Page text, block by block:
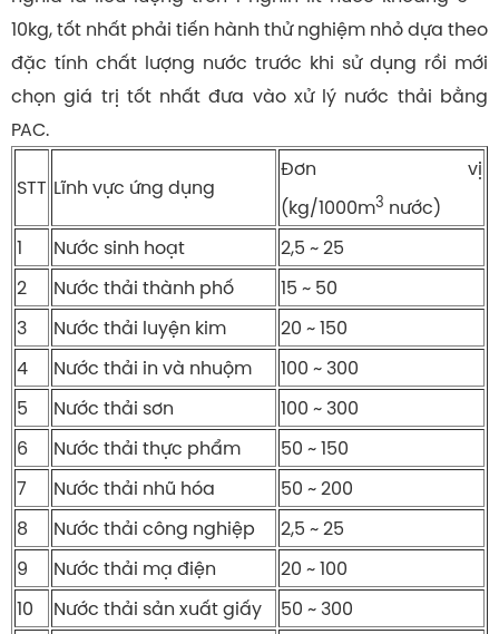
10kg, tốt nhất phải tiến hành thử nghiệm nhỏ dựa theo
đặc tính chất lượng nước trước khi sử dụng rồi mới
chọn giá trị tốt nhất đưa vào xử lý nước thải bằng
PAC.
STT Lĩnh vực ứng dụng
Đơn vị
(kg/1000m3 nước)
1
Nước sinh hoạt
2,5 ~ 25
2
Nước thải thành phố
15 ~ 50
3
Nước thải luyện kim
20 ~ 150
4
Nước thải in và nhuộm
100 ~ 300
5
Nước thải sơn
100 ~ 300
6
Nước thải thực phẩm
50 ~ 150
7
Nước thải nhũ hóa
50 ~ 200
8
Nước thải công nghiệp
2,5 ~ 25
9
Nước thải mạ điện
20 ~ 100
10
Nước thải sản xuất giấy 50 ~ 300